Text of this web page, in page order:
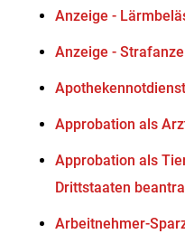
Anzeige -
Anzeige -
Approbation als
Approbation als
Drittstaaten
Arbeitnehmer-